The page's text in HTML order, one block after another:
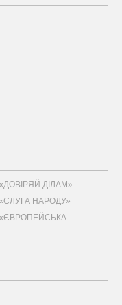
«ДОВІРЯЙ ДІЛАМ»
«СЛУГА НАРОДУ»
«ЄВРОПЕЙСЬКА